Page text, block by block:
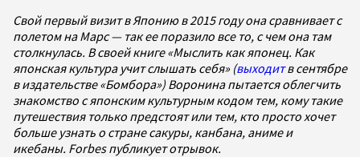
Свой первый визит в Японию в 2015 году она сравнивает с
полетом на Марс — так ее поразило все то, с чем она там
столкнулась. В своей книге «Мыслить как японец. Как
японская культура учит слышать себя» (выходитв сентябре
в издательстве «Бомбора») Воронина пытается облегчить
знакомство с японским культурным кодом тем, кому такие
путешествия только предстоят или тем, кто просто хочет
больше узнать о стране сакуры, канбана, аниме и
икебаны. Forbes публикует отрывок.